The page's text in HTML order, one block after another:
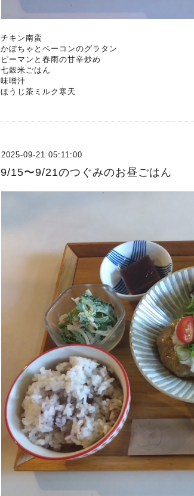
チキン南蛮
かぼちゃとベーコンのグラタン
ピーマンと春雨の甘辛炒め
七穀米ごはん
味噌汁
ほうじ茶ミルク寒天
2025-09-21 05:11:00
9/15〜9/21のつぐみのお昼ごはん